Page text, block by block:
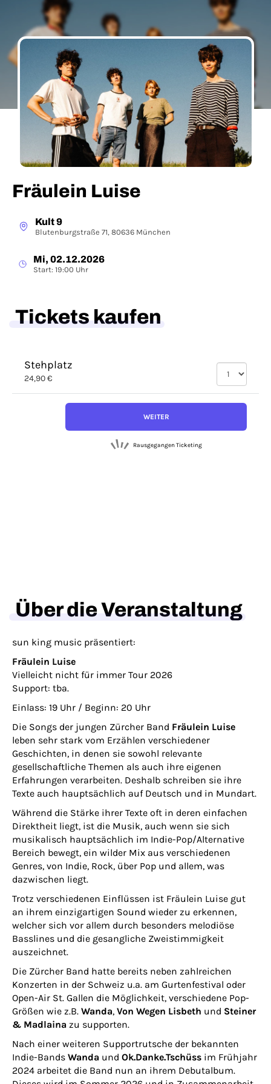
Fräulein Luise
Kult 9
Blutenburgstraße 71, 80636 München
Mi, 02.12.2026
Start: 19:00 Uhr
Tickets kaufen
Stehplatz
24,90 €
WEITER
Rausgegangen Ticketing
Über die Veranstaltung
sun king music präsentiert:
Fräulein Luise
Vielleicht nicht für immer Tour 2026
Support: tba.
Einlass: 19 Uhr / Beginn: 20 Uhr
Die Songs der jungen Zürcher Band Fräulein Luise
leben sehr stark vom Erzählen verschiedener
Geschichten, in denen sie sowohl relevante
gesellschaftliche Themen als auch ihre eigenen
Erfahrungen verarbeiten. Deshalb schreiben sie ihre
Texte auch hauptsächlich auf Deutsch und in Mundart.
Während die Stärke ihrer Texte oft in deren einfachen
Direktheit liegt, ist die Musik, auch wenn sie sich
musikalisch hauptsächlich im Indie-Pop/Alternative
Bereich bewegt, ein wilder Mix aus verschiedenen
Genres, von Indie, Rock, über Pop und allem, was
dazwischen liegt.
Trotz verschiedenen Einflüssen ist Fräulein Luise gut
an ihrem einzigartigen Sound wieder zu erkennen,
welcher sich vor allem durch besonders melodiöse
Basslines und die gesangliche Zweistimmigkeit
auszeichnet.
Die Zürcher Band hatte bereits neben zahlreichen
Konzerten in der Schweiz u.a. am Gurtenfestival oder
Open-Air St. Gallen die Möglichkeit, verschiedene Pop-
Größen wie z.B. Wanda, Von Wegen Lisbeth und Steiner
& Madlaina zu supporten.
Nach einer weiteren Supportrutsche der bekannten
Indie-Bands Wanda und Ok.Danke.Tschüss im Frühjahr
2024 arbeitet die Band nun an ihrem Debutalbum.